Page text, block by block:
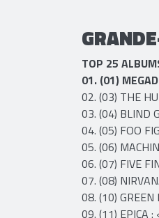
TOP 25
01. (01)
02. (03) THE
03. (04) BLIND
04. (05) FOO
05. (06)
06. (07) FIVE
07. (08)